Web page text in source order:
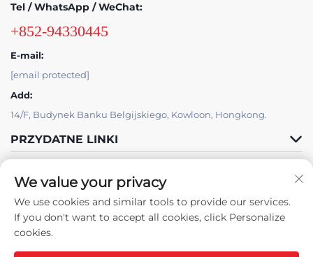
Tel / WhatsApp / WeChat:
+852-94330445
E-mail:
[email protected]
Add:
14/F, Budynek Banku Belgijskiego, Kowloon, Hongkong.
PRZYDATNE LINKI
We value your privacy
We use cookies and similar tools to provide our services.
If you don't want to accept all cookies, click Personalize
cookies.